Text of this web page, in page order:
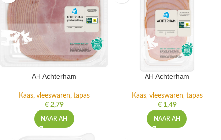
AH Achterham
Kaas, vleeswaren, tapas
€2,79
NAAR AH
AH Achterham
Kaas, vleeswaren, tapas
€1,49
NAAR AH